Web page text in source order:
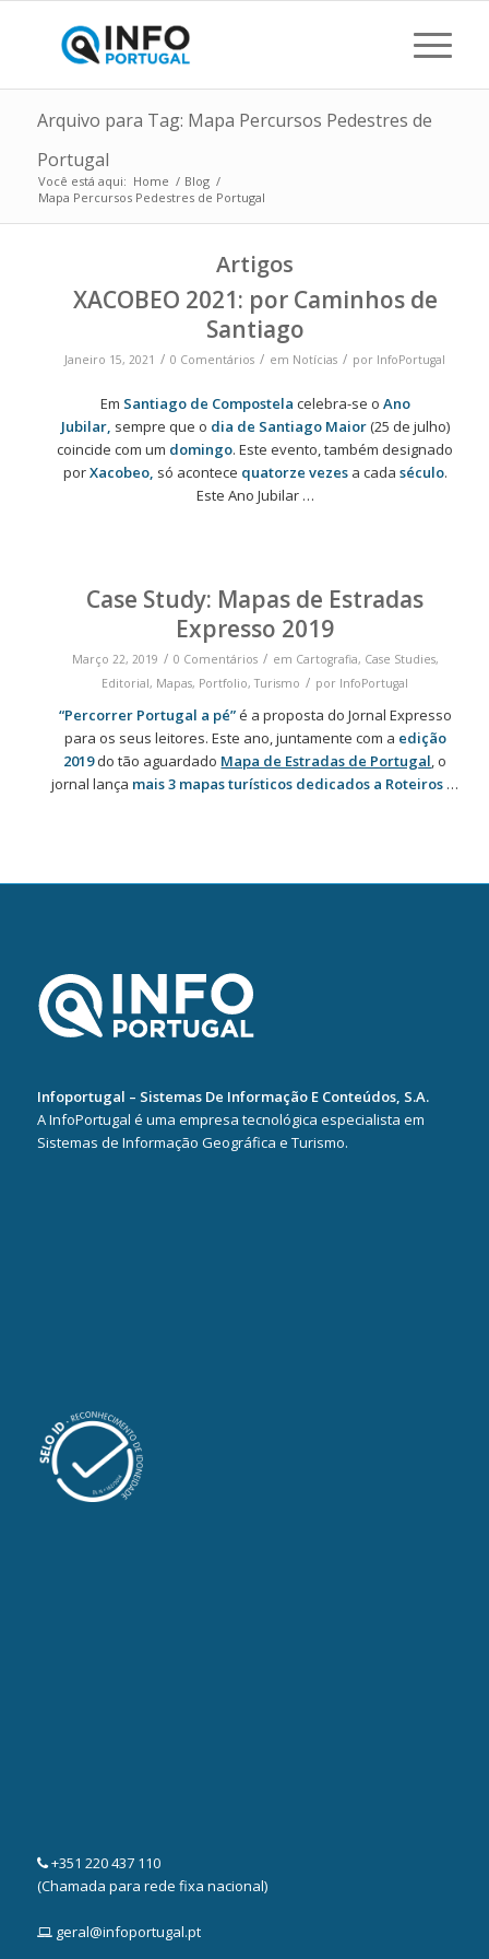
Arquivo para Tag: Mapa Percursos Pedestres de
Portugal
Você está aqui: Home / Blog /
Mapa Percursos Pedestres de Portugal
Artigos
XACOBEO 2021: por Caminhos de
Santiago
Janeiro 15, 2021 / 0 Comentários / em Notícias / por InfoPortugal
Em Santiago de Compostela celebra-se o Ano
Jubilar, sempre que o dia de Santiago Maior(25 de julho)
coincide com um domingo. Este evento, também designado
porXacobeo, só acontece quatorze vezesa cada século.
Este Ano Jubilar …
Case Study: Mapas de Estradas
Expresso 2019
Março 22, 2019 / 0 Comentários / em Cartografia, Case Studies,
Editorial, Mapas, Portfolio,Turismo / por InfoPortugal
“Percorrer Portugal a pé”é a proposta do Jornal Expresso
para os seus leitores. Este ano, juntamente com a edição
2019do tão aguardado Mapa de Estradas de Portugal, o
jornal lança mais 3 mapas turísticos dedicados a Roteiros …
Infoportugal – Sistemas De Informação E Conteúdos, S.A.
A InfoPortugal é uma empresa tecnológica especialista em
Sistemas de Informação Geográfica e Turismo.
+351 220 437 110
(Chamada para rede fixa nacional)
geral@infoportugal.pt